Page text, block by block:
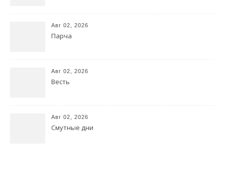
Авг 02, 2026
Парча
Авг 02, 2026
Весть
Авг 02, 2026
Смутные дни